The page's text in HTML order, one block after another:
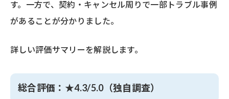
す。一方で、契約・キャンセル周りで一部トラブル事例
があることが分かりました。
詳しい評価サマリーを解説します。
総合評価：★4.3/5.0（独自調査）